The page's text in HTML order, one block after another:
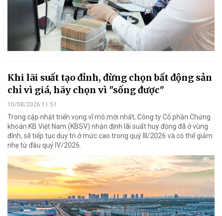
Khi lãi suất tạo đỉnh, đừng chọn bất động sản
chỉ vì giá, hãy chọn vì "sống được"
10/08/2026 11:51
Trong cập nhật triển vọng vĩ mô mới nhất, Công ty Cổ phần Chứng
khoán KB Việt Nam (KBSV) nhận định lãi suất huy động đã ở vùng
đỉnh, sẽ tiếp tục duy trì ở mức cao trong quý III/2026 và có thể giảm
nhẹ từ đầu quý IV/2026.